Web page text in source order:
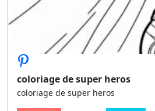
coloriage de super heros
coloriage de super heros